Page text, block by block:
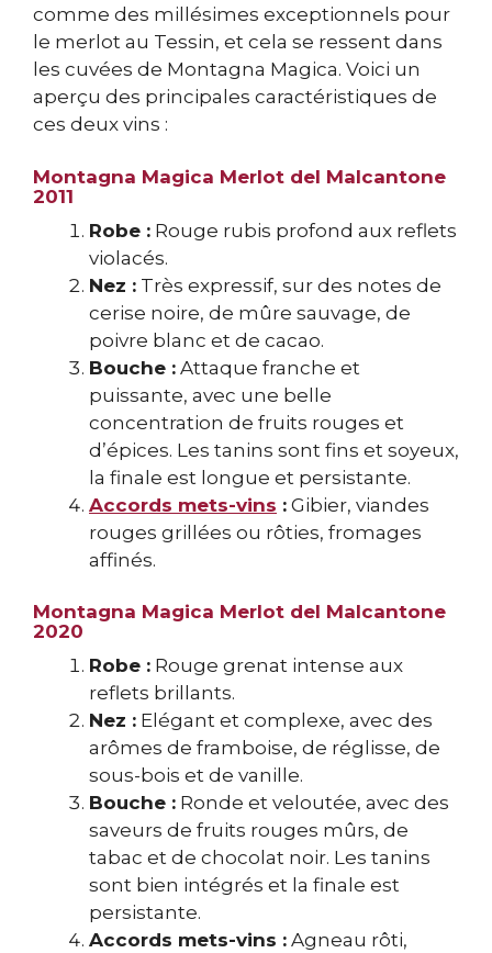
comme des millésimes exceptionnels pour
le merlot au Tessin, et cela se ressent dans
les cuvées de Montagna Magica. Voici un
aperçu des principales caractéristiques de
ces deux vins :
Montagna Magica Merlot del Malcantone
2011
Robe : Rouge rubis profond aux reflets
violacés.
Nez : Très expressif, sur des notes de
cerise noire, de mûre sauvage, de
poivre blanc et de cacao.
Bouche : Attaque franche et
puissante, avec une belle
concentration de fruits rouges et
d’épices. Les tanins sont fins et soyeux,
la finale est longue et persistante.
Accords mets-vins : Gibier, viandes
rouges grillées ou rôties, fromages
affinés.
Montagna Magica Merlot del Malcantone
2020
Robe : Rouge grenat intense aux
reflets brillants.
Nez : Elégant et complexe, avec des
arômes de framboise, de réglisse, de
sous-bois et de vanille.
Bouche : Ronde et veloutée, avec des
saveurs de fruits rouges mûrs, de
tabac et de chocolat noir. Les tanins
sont bien intégrés et la finale est
persistante.
Accords mets-vins : Agneau rôti,